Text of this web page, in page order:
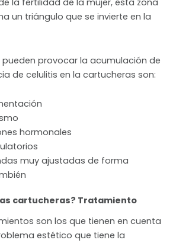
la fertilidad de la mujer, esta zona
un triángulo que se invierte en la
pueden provocar la acumulación de
de celulitis en la cartucheras son:
hormonales
muy ajustadas de forma
cartucheras? Tratamiento
son los que tienen en cuenta
estético que tiene la